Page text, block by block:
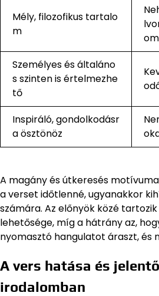
Mély, filozofikus tartalo
m
om
Személyes és általáno
s szinten is értelmezhe
tő
Inspiráló, gondolkodásr
a ösztönöz
A magány és útkeresés
a verset időtlenné, ugyanakkor
számára. Az előnyök közé
lehetősége, míg a hátrány az,
nyomasztó hangulatot áraszt, és
A vers hatása és
irodalomban